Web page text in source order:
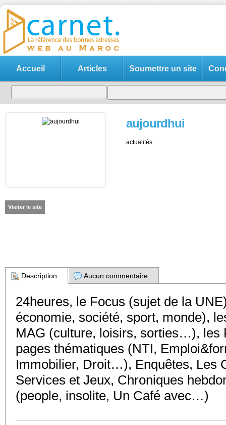
Accueil Articles Soumettre un site
aujourdhui
actualités
Visiter le site
Description Aucun commentaire
24heures, le Focus (sujet de la
économie, société, sport, monde),
MAG (culture, loisirs, sorties…), les
pages thématiques (NTI,
Immobilier, Droit…), Enquêtes, Les
Services et Jeux, Chroniques
(people, insolite, Un Café avec…)